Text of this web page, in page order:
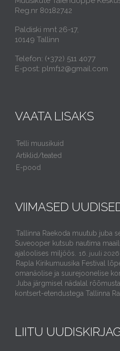
Reg.nr 80182742
Paldiski mnt 26-17,
10149 Tallinn
Telefon: (+372) 511 4077
E-post: plmf12@gmail.com
VAATA LISAKS
Telli muusikuid
Artiklid/teated
E-pood
VIIMASED
Tallinna Raekoda muutub juba
Suveooper kutsub nautima
ajaloolises miljöös.
16. juuli 2026
Rapla Kirikumuusika Festival
omanäolise ja suurejoonelise
Juba järgmisel nädalal
kontsert-etendustega Tallinna
LIITU